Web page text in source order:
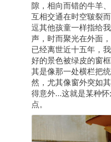
隙，相向而错的牛羊
互相交通在时空皲裂
逗其他孩童一样指给
声，时而聚光在外面
已经离世近十五年，
好的景色被绿皮的窗
其是像那一处横栏把
然，尤其像窗外突如
得意外…这就是某种
点。